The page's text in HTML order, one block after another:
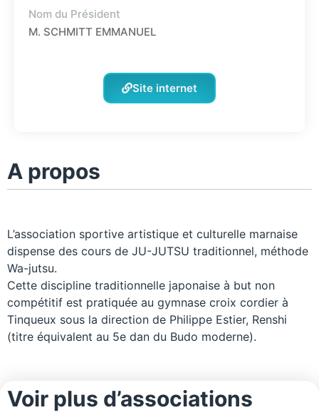
Nom du Président
M. SCHMITT EMMANUEL
Site internet
A propos
L’association sportive artistique et culturelle marnaise
dispense des cours de JU-JUTSU traditionnel, méthode
Wa-jutsu.
Cette discipline traditionnelle japonaise à but non
compétitif est pratiquée au gymnase croix cordier à
Tinqueux sous la direction de Philippe Estier, Renshi
(titre équivalent au 5e dan du Budo moderne).
Voir plus d’associations